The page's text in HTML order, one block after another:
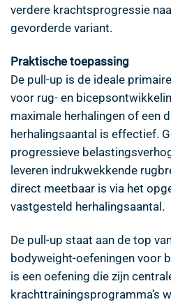
verdere krachtsprogressie
gevorderde variant.
Praktische toepassing
De pull-up is de ideale
voor rug- en
maximale herhalingen of een
herhalingsaantal is effectief.
progressieve
leveren indrukwekkende
direct meetbaar is via het
vastgesteld herhalingsaantal.
De pull-up staat aan de top
bodyweight-oefeningen voor
is een oefening die zijn
krachttrainingsprogramma’s